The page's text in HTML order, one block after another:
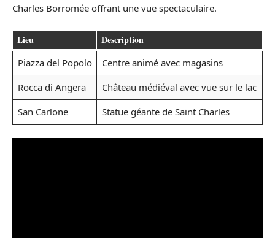
Charles Borromée offrant une vue spectaculaire.
Lieu Description
Piazza del Popolo
Centre animé avec magasins
Rocca di Angera
Château médiéval avec vue sur le lac
San Carlone
Statue géante de Saint Charles